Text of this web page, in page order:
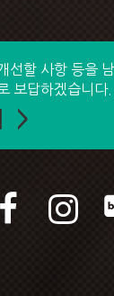
선할 사항 등을
보답하겠습니다.
>